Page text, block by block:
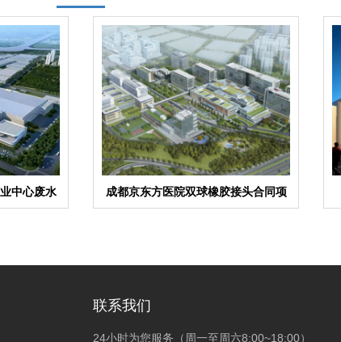
中心废水
同
成都京东方医院双球橡胶接头合同项
目
联系我们
24小时为您服务（周一至周六8:00~18:00）